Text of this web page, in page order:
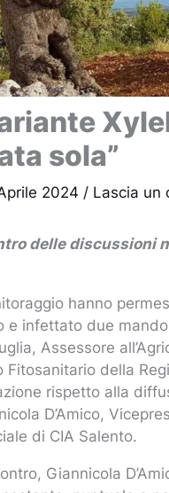
sola”
2024 / Lascia un
delle discussioni
hanno
e infettato due
Assessore
Fitosanitario della
rispetto alla
D’Amico,
di CIA Salento.
Giannicola